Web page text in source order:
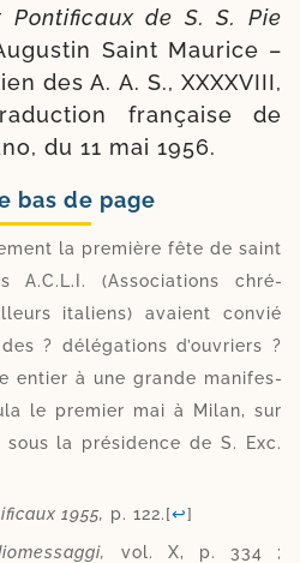
Pontificaux de S. S. Pie
Saint Maurice –
des A. A. S., XXXXVIII,
fran­çaise de
du 11 mai 1956.
bas de page
la pre­mière fête de saint
A.C.L.I. (Asso­ciations chré­
ita­liens) avaient convié
? délé­ga­tions d’ou­vriers ?
entier à une grande mani­fes­
le pre­mier mai à Milan, sur
la pré­si­dence de S. Exc.
1955, p. 122.[↩]
vol. X, p. 334 ;